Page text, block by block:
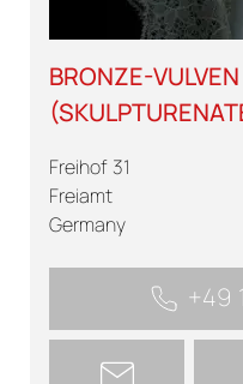
BRONZE-VULVEN
Freihof 31
Freiamt
Germany
+49